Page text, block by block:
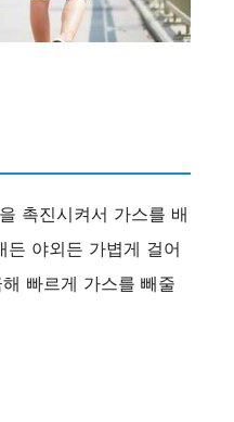
촉진시켜서 가스를 배
든 야외든 가볍게 걸어
빠르게 가스를 빼줄